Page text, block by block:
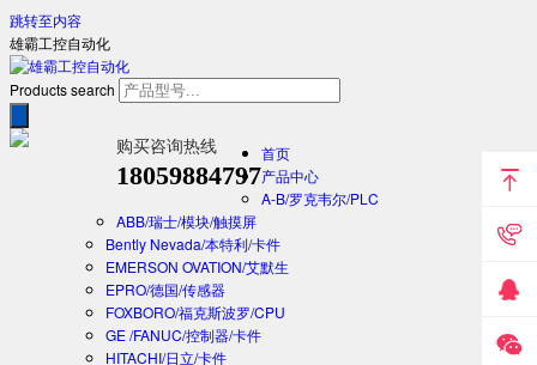
跳转至内容
雄霸工控自动化
Products search
购买咨询热线
18059884797
首页
产品中心
A-B/罗克韦尔/PLC
ABB/瑞士/模块/触摸屏
Bently Nevada/本特利/卡件
EMERSON OVATION/艾默生
EPRO/德国/传感器
FOXBORO/福克斯波罗/CPU
GE /FANUC/控制器/卡件
HITACHI/日立/卡件